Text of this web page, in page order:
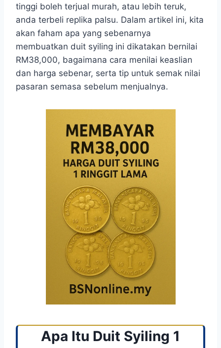
tinggi boleh terjual murah, atau lebih teruk,
anda terbeli replika palsu. Dalam artikel ini, kita
akan faham apa yang sebenarnya
membuatkan duit syiling ini dikatakan bernilai
RM38,000, bagaimana cara menilai keaslian
dan harga sebenar, serta tip untuk semak nilai
pasaran semasa sebelum menjualnya.
Apa Itu Duit Syiling 1